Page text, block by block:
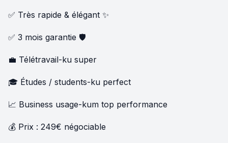
✅ Très rapide & élégant ✨
✅ 3 mois garantie 🛡️
💼 Télétravail-ku super
🎓 Études / students-ku perfect
📈 Business usage-kum top performance
💰 Prix : 249€ négociable